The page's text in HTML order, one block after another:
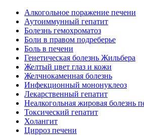
Алкогольное поражение печени
Аутоиммунный гепатит
Болезнь гемохроматоз
Боли в правом подреберье
Боль в печени
Генетическая болезнь Жильбера
Желтый цвет глаз и кожи
Желчнокаменная болезнь
Инфекционный мононуклеоз
Лекарственный гепатит
Неалкогольная жировая болезнь
Токсический гепатит
Холангит
Цирроз печени